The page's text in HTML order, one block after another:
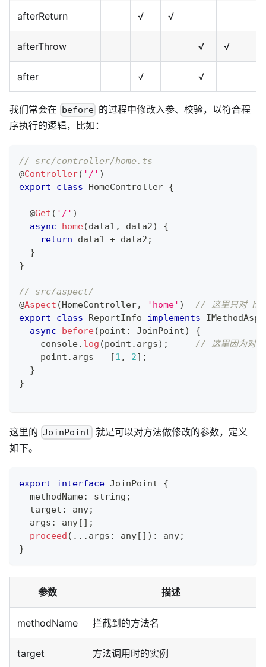
afterReturn √ √
afterThrow √ √
after √ √
我们常会在 before 的过程中修改入参、校验，以符合程
序执行的逻辑，比如：
// src/controller/home.ts
@Controller( '/' )
export
class HomeController {
@Get ( '/' )
async
home(data1 , data2)
{
return data1 + data2 ;
}
}
// src/aspect/
@Aspect (HomeController, 'home' )
// 这里只对
export
class ReportInfo implements
async
before(point : JoinPoint)
{
console. log (point . args) ;
// 这里因为对
    point
. args = [1 , 2] ;
}
}
这里的 JoinPoint 就是可以对方法做修改的参数，定义
如下。
export interface JoinPoint
{
  methodName
: string ;
  target
: any;
  args
: any[ ] ;
proceed ( ... args : any[ ] ) : any;
}
参数 描述
methodName 拦截到的方法名
target 方法调用时的实例